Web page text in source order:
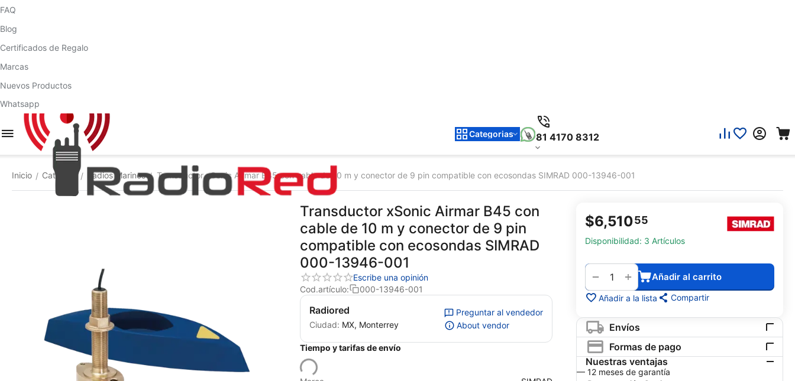
FAQ
Blog
Certificados de Regalo
Marcas
Nuevos Productos
Whatsapp
Categorias 81 4170 8312
Inicio / Catálogo / Radios Marinos / Transductor xSonic Airmar B45 con cable de 10 m y conector de 9 pin compatible con ecosondas SIMRAD 000-13946-001
Transductor xSonic Airmar B45 con
cable de 10 m y conector de 9 pin
compatible con ecosondas SIMRAD
000-13946-001
Escribe una opinión
Cod.artículo:
000-13946-001
Radiored
Ciudad: MX, Monterrey
Preguntar al vendedor
About vendor
Tiempo y tarifas de envío
$6,51055
Disponibilidad: 3 Artículos
+
− Añadir al carrito
Añadir a la lista Compartir
Envíos
Formas de pago
Nuestras ventajas
— 12 meses de garantía